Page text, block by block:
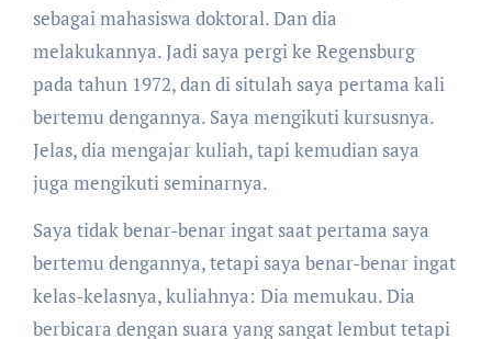
sebagai mahasiswa doktoral. Dan dia
melakukannya. Jadi saya pergi ke Regensburg
pada tahun 1972, dan di situlah saya pertama kali
bertemu dengannya. Saya mengikuti kursusnya.
Jelas, dia mengajar kuliah, tapi kemudian saya
juga mengikuti seminarnya.
Saya tidak benar-benar ingat saat pertama saya
bertemu dengannya, tetapi saya benar-benar ingat
kelas-kelasnya, kuliahnya: Dia memukau. Dia
berbicara dengan suara yang sangat lembut tetapi